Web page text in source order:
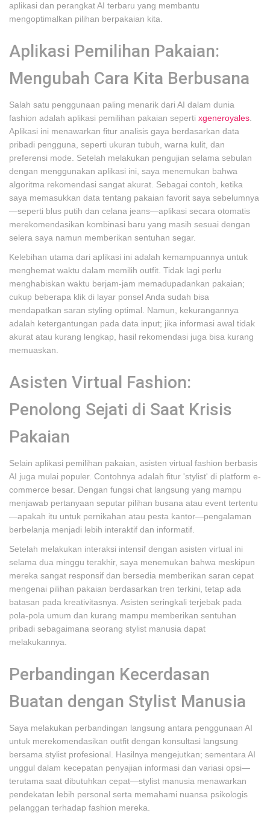
aplikasi dan perangkat AI terbaru yang membantu
mengoptimalkan pilihan berpakaian kita.
Aplikasi Pemilihan Pakaian:
Mengubah Cara Kita Berbusana
Salah satu penggunaan paling menarik dari AI dalam dunia
fashion adalah aplikasi pemilihan pakaian seperti xgeneroyales
Aplikasi ini menawarkan fitur analisis gaya berdasarkan data
pribadi pengguna, seperti ukuran tubuh, warna kulit, dan
preferensi mode. Setelah melakukan pengujian selama sebulan
dengan menggunakan aplikasi ini, saya menemukan bahwa
algoritma rekomendasi sangat akurat. Sebagai contoh, ketika
saya memasukkan data tentang pakaian favorit saya sebelumnya
—seperti blus putih dan celana jeans—aplikasi secara otomatis
merekomendasikan kombinasi baru yang masih sesuai dengan
selera saya namun memberikan sentuhan segar.
Kelebihan utama dari aplikasi ini adalah kemampuannya untuk
menghemat waktu dalam memilih outfit. Tidak lagi perlu
menghabiskan waktu berjam-jam memadupadankan pakaian;
cukup beberapa klik di layar ponsel Anda sudah bisa
mendapatkan saran styling optimal. Namun, kekurangannya
adalah ketergantungan pada data input; jika informasi awal tidak
akurat atau kurang lengkap, hasil rekomendasi juga bisa kurang
memuaskan.
Asisten Virtual Fashion:
Penolong Sejati di Saat Krisis
Pakaian
Selain aplikasi pemilihan pakaian, asisten virtual fashion berbasis
AI juga mulai populer. Contohnya adalah fitur 'stylist' di platform e-
commerce besar. Dengan fungsi chat langsung yang mampu
menjawab pertanyaan seputar pilihan busana atau event tertentu
—apakah itu untuk pernikahan atau pesta kantor—pengalaman
berbelanja menjadi lebih interaktif dan informatif.
Setelah melakukan interaksi intensif dengan asisten virtual ini
selama dua minggu terakhir, saya menemukan bahwa meskipun
mereka sangat responsif dan bersedia memberikan saran cepat
mengenai pilihan pakaian berdasarkan tren terkini, tetap ada
batasan pada kreativitasnya. Asisten seringkali terjebak pada
pola-pola umum dan kurang mampu memberikan sentuhan
pribadi sebagaimana seorang stylist manusia dapat
melakukannya.
Perbandingan Kecerdasan
Buatan dengan Stylist Manusia
Saya melakukan perbandingan langsung antara penggunaan AI
untuk merekomendasikan outfit dengan konsultasi langsung
bersama stylist profesional. Hasilnya mengejutkan; sementara AI
unggul dalam kecepatan penyajian informasi dan variasi opsi—
terutama saat dibutuhkan cepat—stylist manusia menawarkan
pendekatan lebih personal serta memahami nuansa psikologis
pelanggan terhadap fashion mereka.